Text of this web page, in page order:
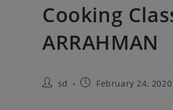
Cooking
ARRAHMAN
sd February 24, 2020